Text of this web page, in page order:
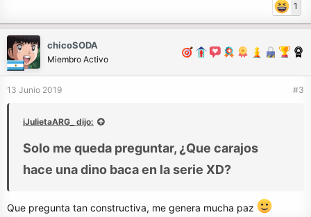
1
chicoSODA
Miembro Activo
13 Junio 2019 #3
iJulietaARG_ dijo:
Solo me queda preguntar, ¿Que carajos
hace una dino baca en la serie XD?
Que pregunta tan constructiva, me genera mucha paz